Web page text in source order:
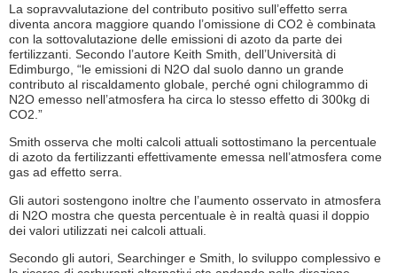
La sopravvalutazione del contributo positivo sull’effetto serra
diventa ancora maggiore quando l’omissione di CO2 è combinata
con la sottovalutazione delle emissioni di azoto da parte dei
fertilizzanti. Secondo l’autore Keith Smith, dell’Università di
Edimburgo, “le emissioni di N2O dal suolo danno un grande
contributo al riscaldamento globale, perché ogni chilogrammo di
N2O emesso nell’atmosfera ha circa lo stesso effetto di 300kg di
CO2.”
Smith osserva che molti calcoli attuali sottostimano la percentuale
di azoto da fertilizzanti effettivamente emessa nell’atmosfera come
gas ad effetto serra.
Gli autori sostengono inoltre che l’aumento osservato in atmosfera
di N2O mostra che questa percentuale è in realtà quasi il doppio
dei valori utilizzati nei calcoli attuali.
Secondo gli autori, Searchinger e Smith, lo sviluppo complessivo e